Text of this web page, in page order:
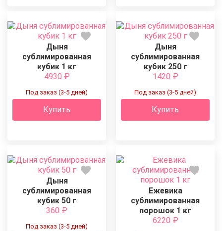
Дыня
сублимированная
кубик 1 кг
4930 ₽
Под заказ (3-5 дней)
Купить
Дыня
сублимированная
кубик 250 г
1420 ₽
Под заказ (3-5 дней)
Купить
Дыня
сублимированная
кубик 50 г
360 ₽
Под заказ (3-5 дней)
Ежевика
сублимированная
порошок 1 кг
6220 ₽